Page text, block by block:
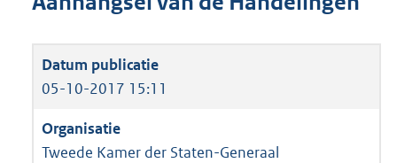
05-10-2017 15:11
Tweede Kamer der Staten-Generaal